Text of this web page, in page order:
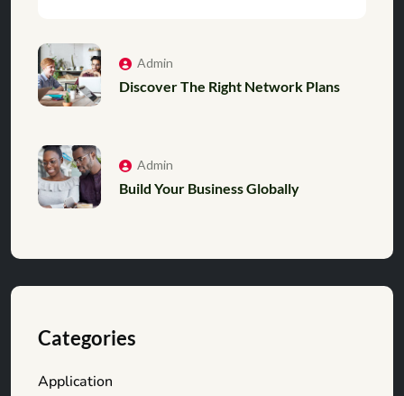
Admin
Discover The Right Network Plans
Admin
Build Your Business Globally
Categories
Application